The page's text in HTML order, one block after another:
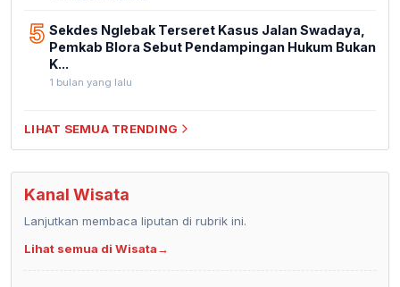
5 Sekdes Nglebak Terseret Kasus Jalan Swadaya,
Pemkab Blora Sebut Pendampingan Hukum Bukan
K...
1 bulan yang lalu
LIHAT SEMUA TRENDING
Kanal Wisata
Lanjutkan membaca liputan di rubrik ini.
Lihat semua di Wisata→